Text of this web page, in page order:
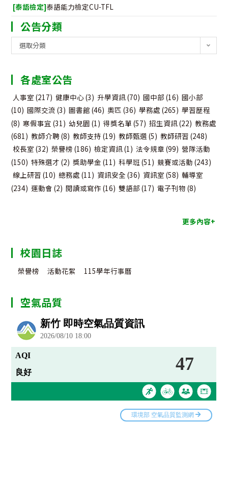
[泰語檢定]泰語能力檢定CU-TFL
公告分類
告
類
選取分類
各處室公告
人事室 (217) 健康中心(3) 升學資訊(70) 國中部 (16) 國小部
(10) 國際交流 (3) 圖書館 (46) 奧匹 (36) 學務處 (265) 學習歷程
(8) 寒假事宜 (31) 幼兒園 (1) 得獎名單 (57) 招生資訊(22) 教務處
(681) 教師介聘(8) 教師支持 (19) 教師甄選 (5) 教師研習 (248)
校長室 (32) 榮譽榜 (186) 檢定資訊(1) 法令規章 (99) 營隊活動
(150) 特殊選才 (2) 獎助學金 (11) 科學班 (51) 競賽或活動 (243)
線上研習 (10) 總務處 (11) 資訊安全 (36) 資訊室 (58) 輔導室
(234) 運動會 (2) 閱讀或寫作 (16) 雙語部 (17) 電子刊物 (8)
更多內容+
校園日誌
榮譽榜 活動花絮 115學年行事曆
空氣品質